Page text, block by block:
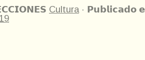
Cultura · 𝗣𝘂𝗯𝗹𝗶𝗰𝗮𝗱𝗼